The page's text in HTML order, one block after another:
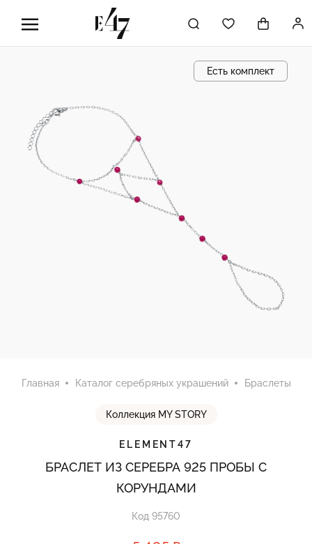
Есть комплект
Главная Каталог серебряных украшений Браслеты
Коллекция MY STORY
ELEMENT47
БРАСЛЕТ ИЗ СЕРЕБРА 925 ПРОБЫ С
КОРУНДАМИ
Код 95760